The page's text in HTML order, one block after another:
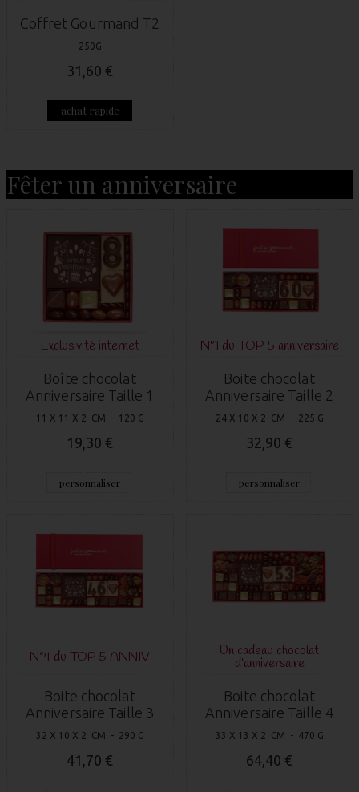
Coffret Gourmand T2
250G
31,60 €
achat rapide
Fêter un anniversaire
Exclusivité internet
Boîte chocolat
Anniversaire Taille 1
11 X 11 X 2 CM - 120 G
19,30 €
personnaliser
N°1 du TOP 5 anniversaire
Boite chocolat
Anniversaire Taille 2
24 X 10 X 2 CM - 225 G
32,90 €
personnaliser
N°4 du TOP 5 ANNIV
Boite chocolat
Anniversaire Taille 3
32 X 10 X 2 CM - 290 G
41,70 €
Un cadeau chocolat
d'anniversaire
Boite chocolat
Anniversaire Taille 4
33 X 13 X 2 CM - 470 G
64,40 €